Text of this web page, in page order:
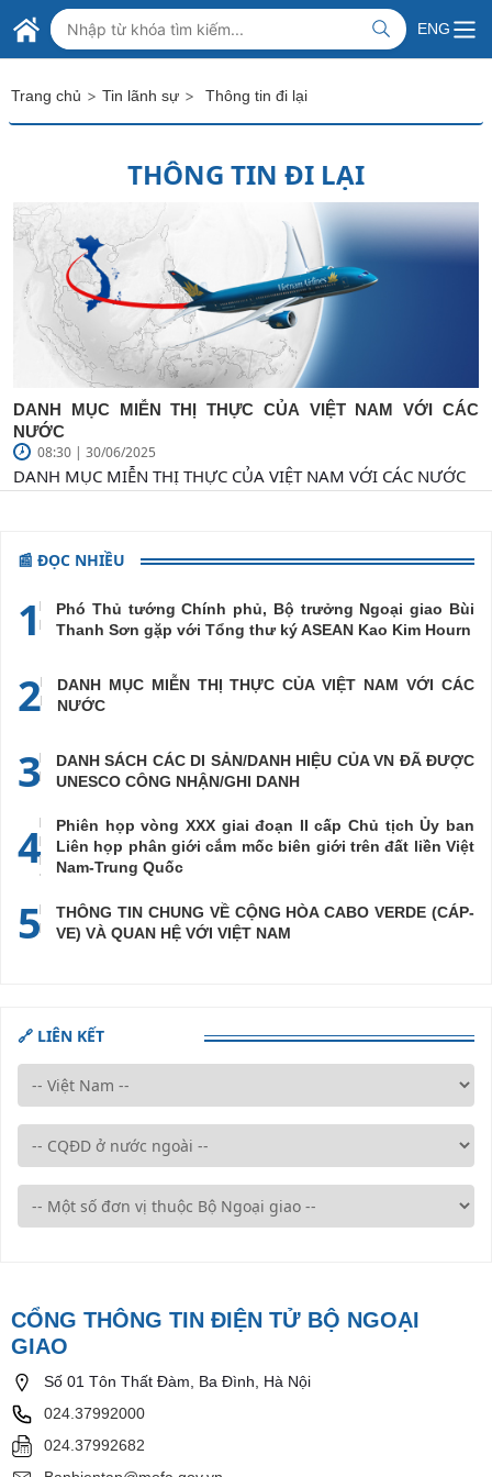
Skip to Main Content
BỘ NGOẠI GIAO VIỆT NAM
MINISTRY OF FOREIGN AFFAIRS
ENG
Trang chủ > Tin lãnh sự > Thông tin đi lại
THÔNG TIN ĐI LẠI
DANH MỤC MIỄN THỊ THỰC CỦA VIỆT NAM VỚI CÁC
NƯỚC
08:30 | 30/06/2025
DANH MỤC MIỄN THỊ THỰC CỦA VIỆT NAM VỚI CÁC NƯỚC
📰 ĐỌC NHIỀU
1
Phó Thủ tướng Chính phủ, Bộ trưởng Ngoại giao Bùi
Thanh Sơn gặp với Tổng thư ký ASEAN Kao Kim Hourn
2
DANH MỤC MIỄN THỊ THỰC CỦA VIỆT NAM VỚI CÁC
NƯỚC
3
DANH SÁCH CÁC DI SẢN/DANH HIỆU CỦA VN ĐÃ ĐƯỢC
UNESCO CÔNG NHẬN/GHI DANH
4
Phiên họp vòng XXX giai đoạn II cấp Chủ tịch Ủy ban
Liên họp phân giới cắm mốc biên giới trên đất liền Việt
Nam-Trung Quốc
5
THÔNG TIN CHUNG VỀ CỘNG HÒA CABO VERDE (CÁP-
VE) VÀ QUAN HỆ VỚI VIỆT NAM
🔗 LIÊN KẾT
CỔNG THÔNG TIN ĐIỆN TỬ BỘ NGOẠI
GIAO
Số 01 Tôn Thất Đàm, Ba Đình, Hà Nội
024.37992000
024.37992682